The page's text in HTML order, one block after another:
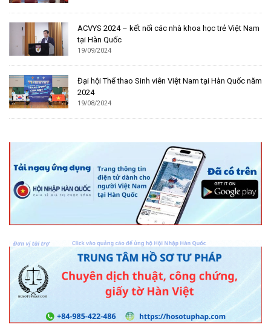
ACVYS 2024 – kết nối các nhà khoa học trẻ Việt Nam
tại Hàn Quốc
19/09/2024
Đại hội Thể thao Sinh viên Việt Nam tại Hàn Quốc năm
2024
19/08/2024